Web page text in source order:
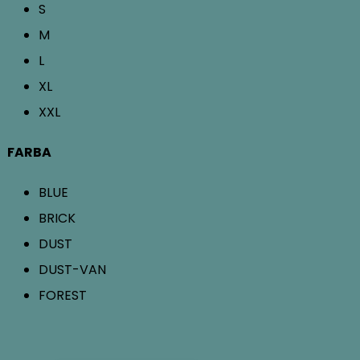
S
M
L
XL
XXL
FARBA
BLUE
BRICK
DUST
DUST-VAN
FOREST